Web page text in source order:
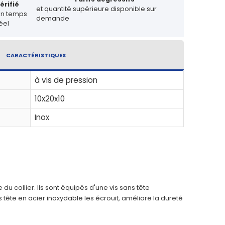
temps
et quantité supérieure disponible sur
demande
CARACTÉRISTIQUES
à vis de pression
10x20x10
Inox
collier. Ils sont équipés d'une vis sans tête
en acier inoxydable les écrouit, améliore la dureté